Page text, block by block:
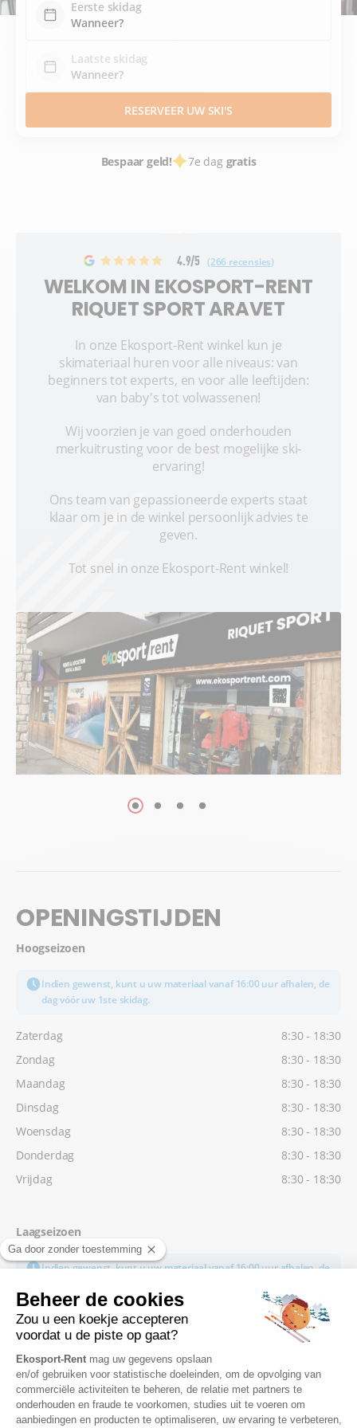
Eerste skidag
Laatste skidag
RESERVEER UW SKI'S
Bespaar geld! 7e dag gratis
4.9/5 (266 recensies)
WELKOM IN EKOSPORT-RENT
RIQUET SPORT ARAVET
In onze Ekosport-Rent winkel kun je
skimateriaal huren voor alle niveaus: van
beginners tot experts, en voor alle leeftijden:
van baby's tot volwassenen!
Wij voorzien je van goed onderhouden
merkuitrusting voor de best mogelijke ski-
ervaring!
Ons team van gepassioneerde experts staat
klaar om je in de winkel persoonlijk advies te
geven.
Tot snel in onze Ekosport-Rent winkel!
OPENINGSTIJDEN
Hoogseizoen
Indien gewenst, kunt u uw materiaal vanaf 16:00 uur afhalen, de
dag vóór uw 1ste skidag.
Zaterdag
8:30 - 18:30
Zondag
8:30 - 18:30
Maandag
8:30 - 18:30
Dinsdag
8:30 - 18:30
Woensdag
8:30 - 18:30
Donderdag
8:30 - 18:30
Vrijdag
8:30 - 18:30
Laagseizoen
Indien gewenst, kunt u uw materiaal vanaf 16:00 uur afhalen, de
Zaterdag
8:30 - 18:00
Zondag
8:30 - 18:00
Maandag
9:00 - 18:00
Dinsdag
9:00 - 18:00
Woensdag
9:00 - 18:00